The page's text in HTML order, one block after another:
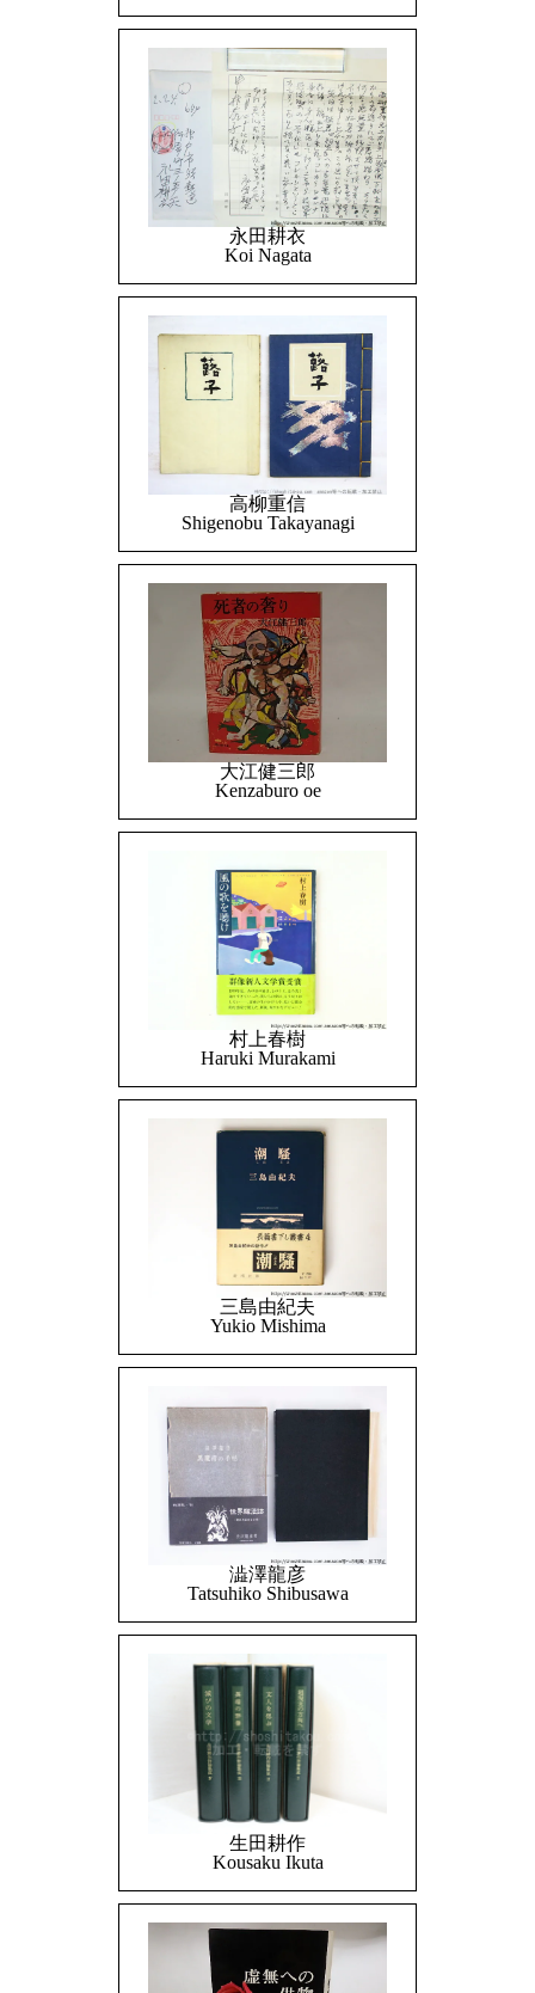
永田耕衣
Koi Nagata
高柳重信
Shigenobu Takayanagi
大江健三郎
Kenzaburo oe
村上春樹
Haruki Murakami
三島由紀夫
Yukio Mishima
澁澤龍彦
Tatsuhiko Shibusawa
生田耕作
Kousaku Ikuta